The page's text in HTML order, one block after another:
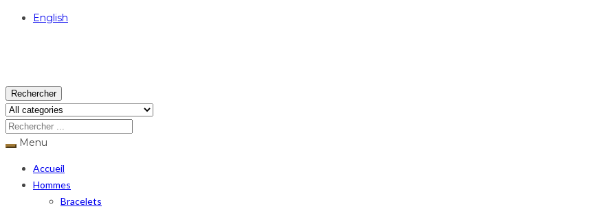
English
Rechercher
Menu
Accueil
Hommes
Bracelets